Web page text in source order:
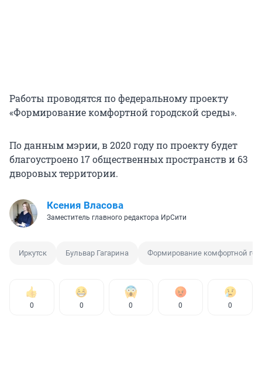
Работы проводятся по федеральному проекту
«Формирование комфортной городской среды».
По данным мэрии, в 2020 году по проекту будет
благоустроено 17 общественных пространств и 63
дворовых территории.
Ксения Власова
Заместитель главного редактора ИрСити
Иркутск Бульвар Гагарина Формирование комфортной
0 0 0 0 0